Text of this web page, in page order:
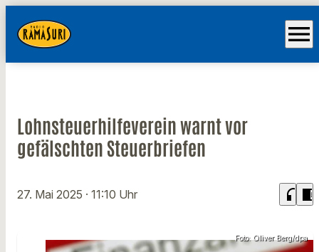
menu
Lohnsteuerhilfeverein warnt vor
gefälschten Steuerbriefen
27. Mai 2025 · 11:10 Uhr headphones chrome_reader_mode
Foto: Oliver Berg/dpa